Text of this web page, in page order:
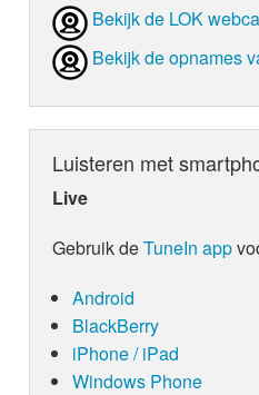
Bekijk de LOK
Bekijk de opnames
Luisteren met
Live
Gebruik deTuneIn app
Android
BlackBerry
iPhone / iPad
Windows Phone